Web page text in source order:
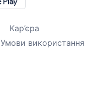
Кар’єра
Умови використання